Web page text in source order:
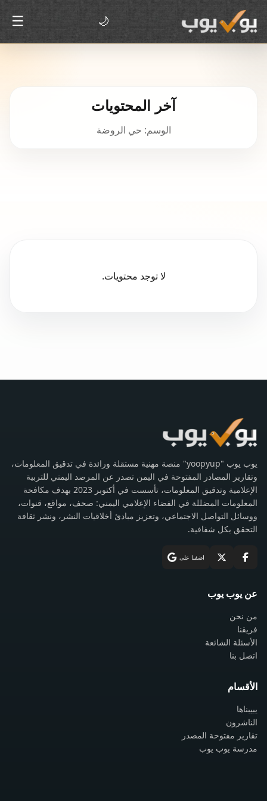
🌙
☰
آخر المحتويات
الوسم: حي الروضة
لا توجد محتويات.
يوب يوب "yoopyup" منصة مهنية مستقلة ورائدة في تدقيق المعلومات،
وتقارير المصادر المفتوحة في اليمن تصدر عن المرصد اليمني للتربية
الإعلامية وتدقيق المعلومات، تأسست في أكتوبر 2023 بهدف مكافحة
المعلومات المضللة في الفضاء الإعلامي اليمني: صحف، مواقع، قنوات،
ووسائل التواصل الاجتماعي، وتعزيز مبادئ أخلاقيات النشر، ونشر ثقافة
التحقق بكل شفافية.
اضفنا على
عن يوب يوب
من نحن
فريقنا
الأسئلة الشائعة
اتصل بنا
الأقسام
يبيبناها
الناشرون
تقارير مفتوحة المصدر
مدرسة يوب يوب